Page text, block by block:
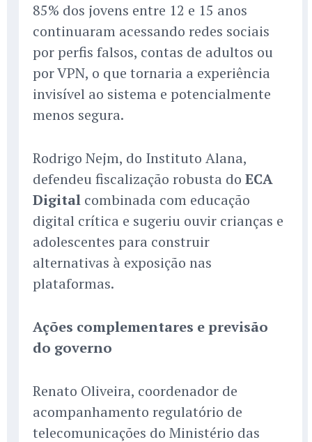
85% dos jovens entre 12 e 15 anos
continuaram acessando redes sociais
por perfis falsos, contas de adultos ou
por VPN, o que tornaria a experiência
invisível ao sistema e potencialmente
menos segura.
Rodrigo Nejm, do Instituto Alana,
defendeu fiscalização robusta do ECA
Digital combinada com educação
digital crítica e sugeriu ouvir crianças e
adolescentes para construir
alternativas à exposição nas
plataformas.
Ações complementares e previsão
do governo
Renato Oliveira, coordenador de
acompanhamento regulatório de
telecomunicações do Ministério das